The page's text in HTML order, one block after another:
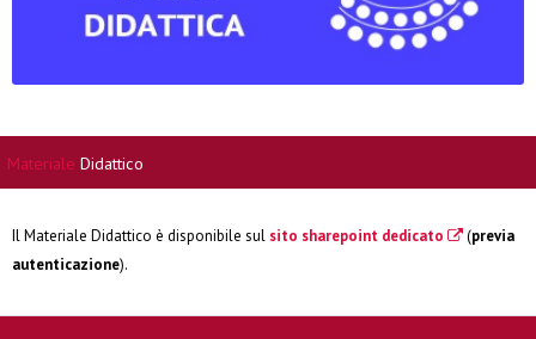
Materiale Didattico
Il Materiale Didattico è disponibile sul sito sharepoint dedicato (previa
autenticazione).